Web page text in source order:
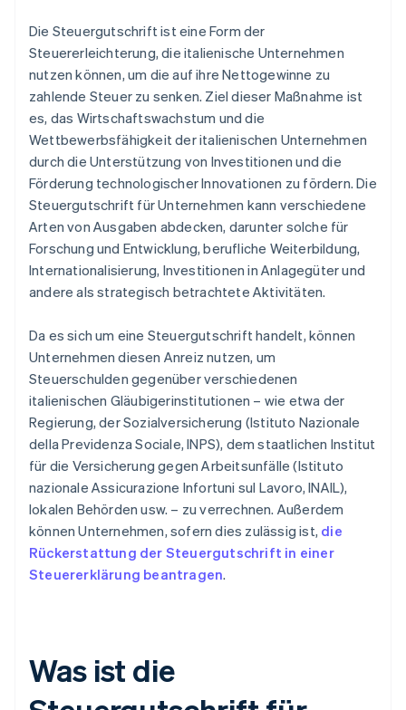
Die Steuergutschrift ist eine Form der
Steuererleichterung, die italienische Unternehmen
nutzen können, um die auf ihre Nettogewinne zu
zahlende Steuer zu senken. Ziel dieser Maßnahme ist
es, das Wirtschaftswachstum und die
Wettbewerbsfähigkeit der italienischen Unternehmen
durch die Unterstützung von Investitionen und die
Förderung technologischer Innovationen zu fördern. Die
Steuergutschrift für Unternehmen kann verschiedene
Arten von Ausgaben abdecken, darunter solche für
Forschung und Entwicklung, berufliche Weiterbildung,
Internationalisierung, Investitionen in Anlagegüter und
andere als strategisch betrachtete Aktivitäten.
Da es sich um eine Steuergutschrift handelt, können
Unternehmen diesen Anreiz nutzen, um
Steuerschulden gegenüber verschiedenen
italienischen Gläubigerinstitutionen – wie etwa der
Regierung, der Sozialversicherung (Istituto Nazionale
della Previdenza Sociale, INPS), dem staatlichen Institut
für die Versicherung gegen Arbeitsunfälle (Istituto
nazionale Assicurazione Infortuni sul Lavoro, INAIL),
lokalen Behörden usw. – zu verrechnen. Außerdem
können Unternehmen, sofern dies zulässig ist, die
Rückerstattung der Steuergutschrift in einer
Steuererklärung beantragen.
Was ist die